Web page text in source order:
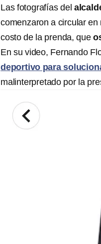
Las fotografías del
comenzaron a circular
costo de la prenda, que
En su video, Fernando
deportivo para
malinterpretado por la